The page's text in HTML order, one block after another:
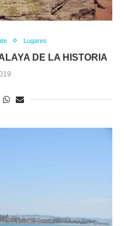
Lugares
DE LA HISTORIA